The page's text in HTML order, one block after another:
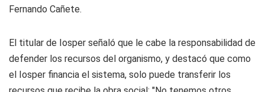
Fernando Cañete.
El titular de Iosper señaló que le cabe la responsabilidad de
defender los recursos del organismo, y destacó que como
el Iosper financia el sistema, solo puede transferir los